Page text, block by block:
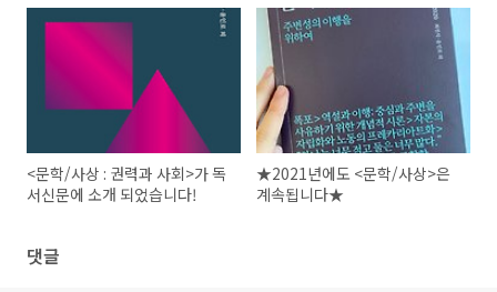
<문학/사상 : 권력과 사회>가 독
서신문에 소개 되었습니다!
★2021년에도 <문학/사상>은
계속됩니다★
댓글